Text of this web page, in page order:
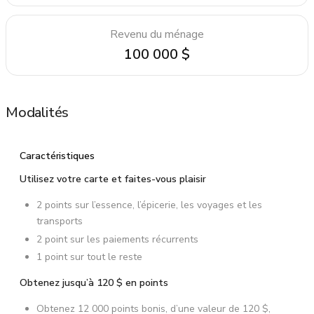
Revenu du ménage
100 000 $
Modalités
Caractéristiques
Utilisez votre carte et faites-vous plaisir
2 points sur l’essence, l’épicerie, les voyages et les
transports
2 point sur les paiements récurrents
1 point sur tout le reste
Obtenez jusqu’à 120 $ en points
Obtenez 12 000 points bonis, d’une valeur de 120 $,